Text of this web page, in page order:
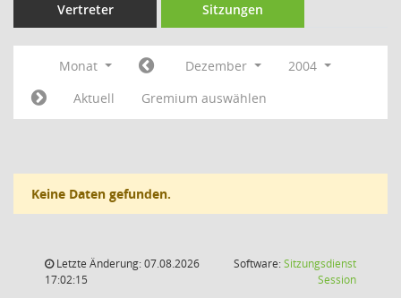
Vertreter Sitzungen
Monat Dezember
2004
Aktuell
Gremium auswählen
Keine Daten gefunden.
Letzte Änderung: 07.08.2026
17:02:15
Software:Sitzungsdienst
Session(Wird in